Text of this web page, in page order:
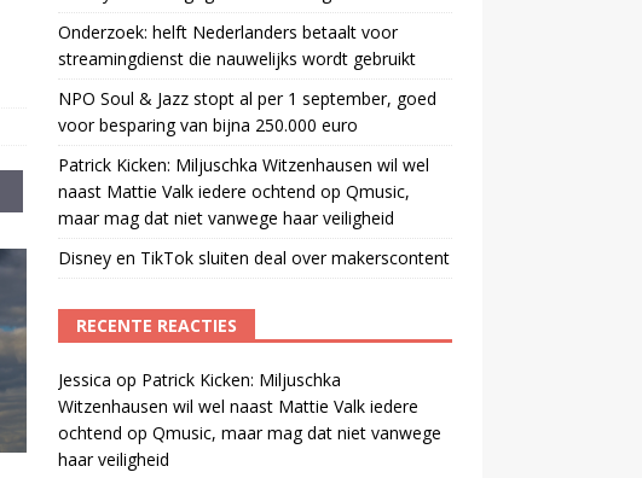
Onderzoek: helft Nederlanders betaalt voor
streamingdienst die nauwelijks wordt gebruikt
NPO Soul & Jazz stopt al per 1 september, goed
voor besparing van bijna 250.000 euro
Patrick Kicken: Miljuschka Witzenhausen wil wel
naast Mattie Valk iedere ochtend op Qmusic,
maar mag dat niet vanwege haar veiligheid
Disney en TikTok sluiten deal over makerscontent
RECENTE REACTIES
Jessica op Patrick Kicken: Miljuschka
Witzenhausen wil wel naast Mattie Valk iedere
ochtend op Qmusic, maar mag dat niet vanwege
haar veiligheid